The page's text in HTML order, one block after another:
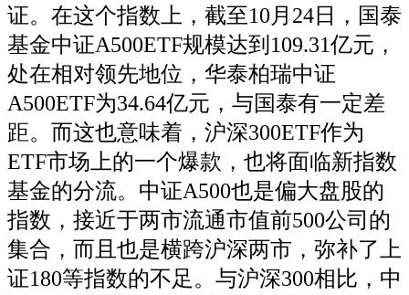
证。在这个指数上，截至10月24日，国泰
基金中证A500ETF规模达到109.31亿元，
处在相对领先地位，华泰柏瑞中证
A500ETF为34.64亿元，与国泰有一定差
距。而这也意味着，沪深300ETF作为
ETF市场上的一个爆款，也将面临新指数
基金的分流。中证A500也是偏大盘股的
指数，接近于两市流通市值前500公司的
集合，而且也是横跨沪深两市，弥补了上
证180等指数的不足。与沪深300相比，中